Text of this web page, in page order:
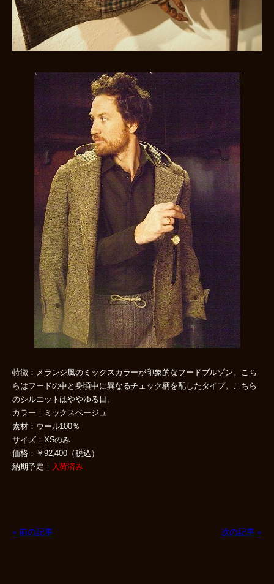
特徴：メランジ風のミックスカラーが印象的なフードブルゾン。こち
らはフードの中と身頃中に異なるチェック柄を配したタイプ。こちら
のシルエットはややゆる目。
カラー：ミックスベージュ
素材：ウール100％
サイズ：XSのみ
価格：￥92,400（税込）
納期予定： 入荷済み
« 前の記事 次の記事 »